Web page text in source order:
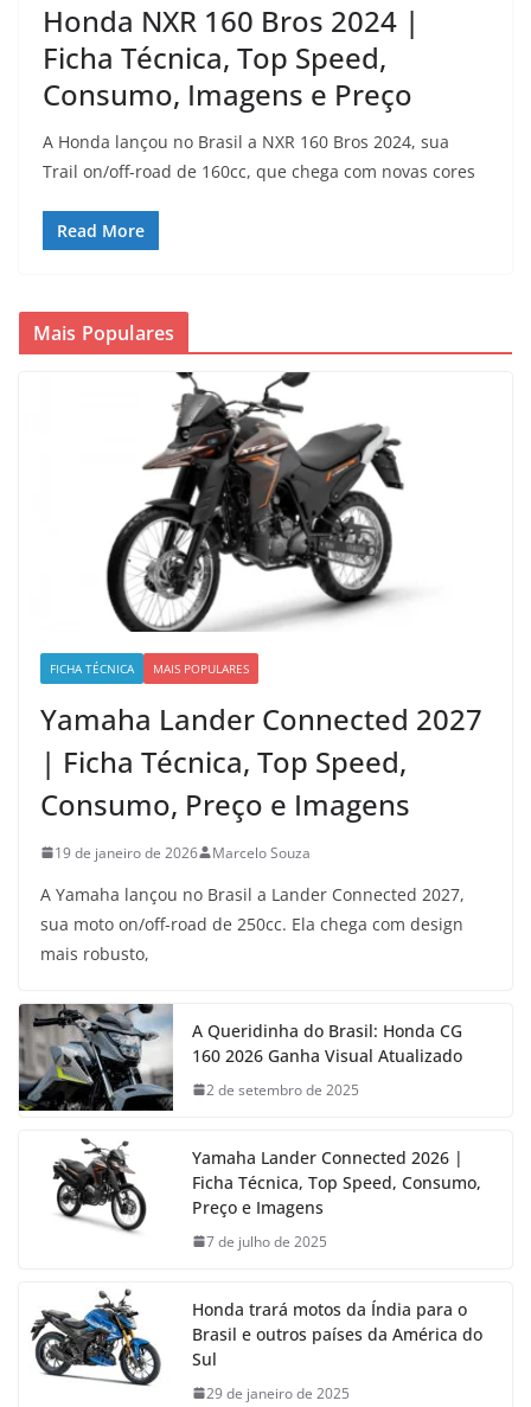
Honda NXR 160 Bros 2024 |
Ficha Técnica, Top Speed,
Consumo, Imagens e Preço
A Honda lançou no Brasil a NXR 160 Bros 2024, sua
Trail on/off-road de 160cc, que chega com novas cores
Read More
Mais Populares
FICHA TÉCNICA MAIS POPULARES
Yamaha Lander Connected 2027
| Ficha Técnica, Top Speed,
Consumo, Preço e Imagens
19 de janeiro de 2026 Marcelo Souza
A Yamaha lançou no Brasil a Lander Connected 2027,
sua moto on/off-road de 250cc. Ela chega com design
mais robusto,
A Queridinha do Brasil: Honda CG
160 2026 Ganha Visual Atualizado
2 de setembro de 2025
Yamaha Lander Connected 2026 |
Ficha Técnica, Top Speed, Consumo,
Preço e Imagens
7 de julho de 2025
Honda trará motos da Índia para o
Brasil e outros países da América do
Sul
29 de janeiro de 2025